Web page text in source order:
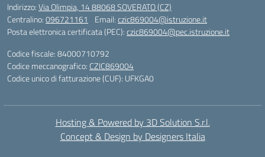
Indirizzo:Via Olimpia, 14 88068 SOVERATO (CZ)
Centralino:096721161 Email:czic869004@istruzione.it
Posta elettronica certificata (PEC):czic869004@pec.istruzione.it
Codice fiscale: 84000710792
Codice meccanografico: CZIC869004
Codice unico di fatturazione (CUF): UFKGA0
Hosting & Powered by 3D Solution S.r.l.
Concept & Design by Designers Italia